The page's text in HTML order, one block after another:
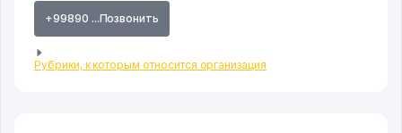
+99890 ...Позвонить
Рубрики, к которым относится организация